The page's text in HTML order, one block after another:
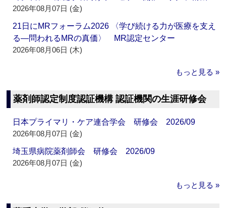
2026年08月07日 (金)
21日にMRフォーラム2026 〈学び続ける力が医療を支え
る―問われるMRの真価〉 MR認定センター
2026年08月06日 (木)
もっと見る »
薬剤師認定制度認証機構 認証機関の生涯研修会
日本プライマリ・ケア連合学会 研修会 2026/09
2026年08月07日 (金)
埼玉県病院薬剤師会 研修会 2026/09
2026年08月07日 (金)
もっと見る »